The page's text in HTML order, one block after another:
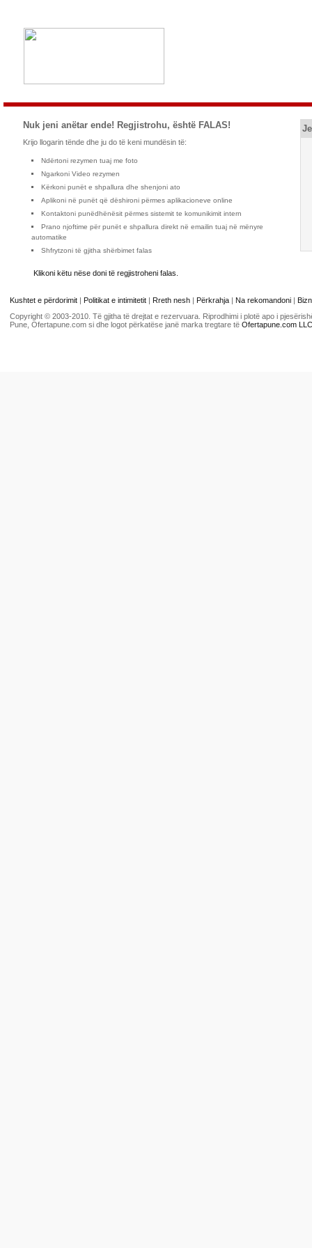
Nuk jeni anëtar ende! Regjistrohu, është FALAS!
Krijo llogarin tënde dhe ju do të keni mundësin të:
Ndërtoni rezymen tuaj me foto
Ngarkoni Video rezymen
Kërkoni punët e shpallura dhe shenjoni ato
Aplikoni në punët që dëshironi përmes aplikacioneve online
Kontaktoni punëdhënësit përmes sistemit te komunikimit intern
Prano njoftime për punët e shpallura direkt në emailin tuaj në mënyre
automatike
Shfrytzoni të gjitha shërbimet falas
Klikoni këtu nëse doni të regjistroheni falas.
Kushtet e përdorimit | Politikat e intimitetit | Rreth nesh | Përkrahja | Na rekomandoni |
Copyright © 2003-2010. Të gjitha të drejtat e rezervuara. Riprodhimi i plotë apo i
Pune, Ofertapune.com si dhe logot përkatëse janë marka tregtare të Ofertapune.com LLC